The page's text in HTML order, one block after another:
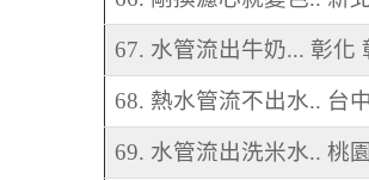
67. 水管流出牛奶... 彰化
68. 熱水管流不出水.. 台
69. 水管流出洗米水.. 桃